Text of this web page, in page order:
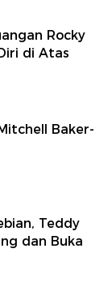
Rocky
di Atas
Baker-
Teddy
dan Buka